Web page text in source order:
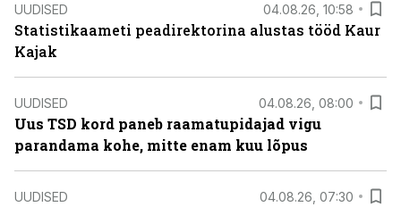
UUDISED 04.08.26, 10:58
Statistikaameti peadirektorina alustas tööd Kaur
Kajak
UUDISED 04.08.26, 08:00
Uus TSD kord paneb raamatupidajad vigu
parandama kohe, mitte enam kuu lõpus
UUDISED 04.08.26, 07:30